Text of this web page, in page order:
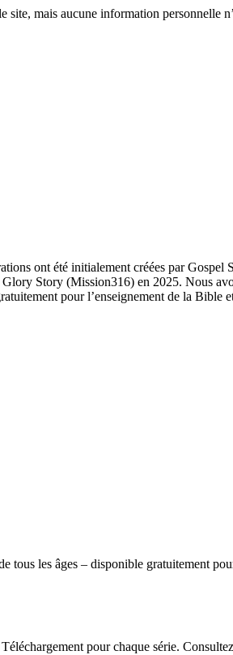
mais aucune information personnelle
ont été initialement créées par
Story (Mission316) en 2025. Nous
pour l’enseignement de la Bible
tous les âges – disponible gratuitement
pour chaque série.